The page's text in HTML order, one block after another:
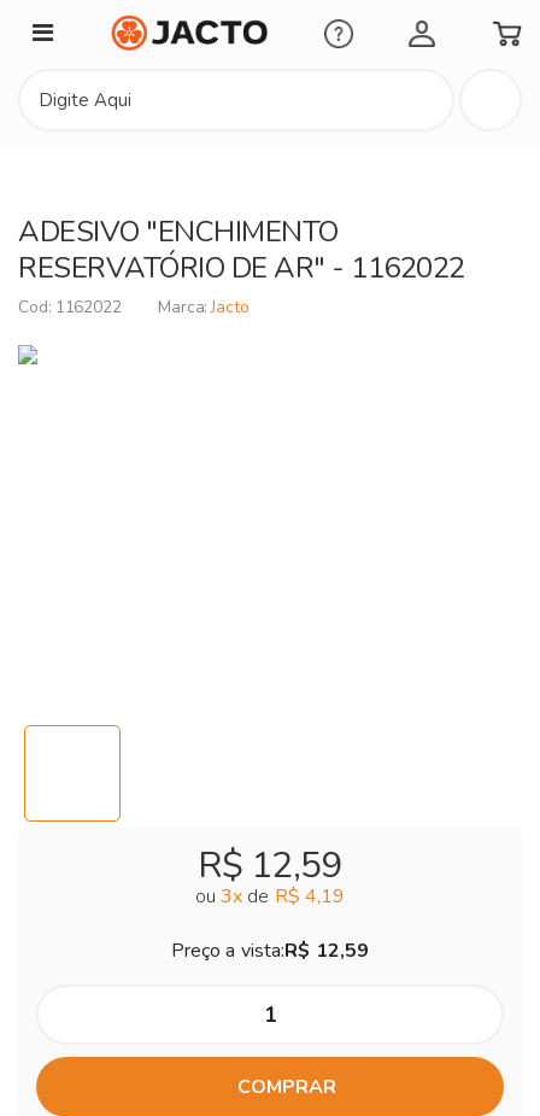
Minha Conta
ADESIVO "ENCHIMENTO
RESERVATÓRIO DE AR" - 1162022
1162022 Jacto
R$ 12,59
ou 3x de R$ 4,19
Preço a vista:R$ 12,59
COMPRAR